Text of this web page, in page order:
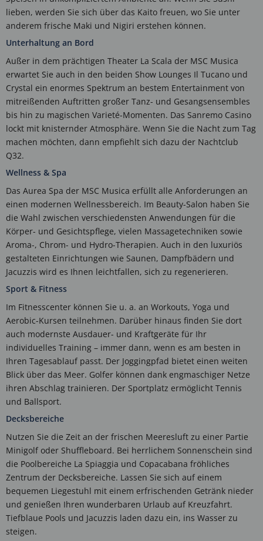
lieben, werden Sie sich über das Kaito freuen, wo Sie unter
anderem frische Maki und Nigiri erstehen können.
Unterhaltung an Bord
Außer in dem prächtigen Theater La Scala der MSC Musica
erwartet Sie auch in den beiden Show Lounges Il Tucano und
Crystal ein enormes Spektrum an bestem Entertainment von
mitreißenden Auftritten großer Tanz- und Gesangsensembles
bis hin zu magischen Varieté-Momenten. Das Sanremo Casino
lockt mit knisternder Atmosphäre. Wenn Sie die Nacht zum Tag
machen möchten, dann empfiehlt sich dazu der Nachtclub
Q32.
Wellness & Spa
Das Aurea Spa der MSC Musica erfüllt alle Anforderungen an
einen modernen Wellnessbereich. Im Beauty-Salon haben Sie
die Wahl zwischen verschiedensten Anwendungen für die
Körper- und Gesichtspflege, vielen Massagetechniken sowie
Aroma-, Chrom- und Hydro-Therapien. Auch in den luxuriös
gestalteten Einrichtungen wie Saunen, Dampfbädern und
Jacuzzis wird es Ihnen leichtfallen, sich zu regenerieren.
Sport & Fitness
Im Fitnesscenter können Sie u. a. an Workouts, Yoga und
Aerobic-Kursen teilnehmen. Darüber hinaus finden Sie dort
auch modernste Ausdauer- und Kraftgeräte für Ihr
individuelles Training – immer dann, wenn es am besten in
Ihren Tagesablauf passt. Der Joggingpfad bietet einen weiten
Blick über das Meer. Golfer können dank engmaschiger Netze
ihren Abschlag trainieren. Der Sportplatz ermöglicht Tennis
und Ballsport.
Decksbereiche
Nutzen Sie die Zeit an der frischen Meeresluft zu einer Partie
Minigolf oder Shuffleboard. Bei herrlichem Sonnenschein sind
die Poolbereiche La Spiaggia und Copacabana fröhliches
Zentrum der Decksbereiche. Lassen Sie sich auf einem
bequemen Liegestuhl mit einem erfrischenden Getränk nieder
und genießen Ihren wunderbaren Urlaub auf Kreuzfahrt.
Tiefblaue Pools und Jacuzzis laden dazu ein, ins Wasser zu
steigen.